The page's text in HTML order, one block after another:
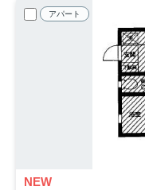
アパート
NEW